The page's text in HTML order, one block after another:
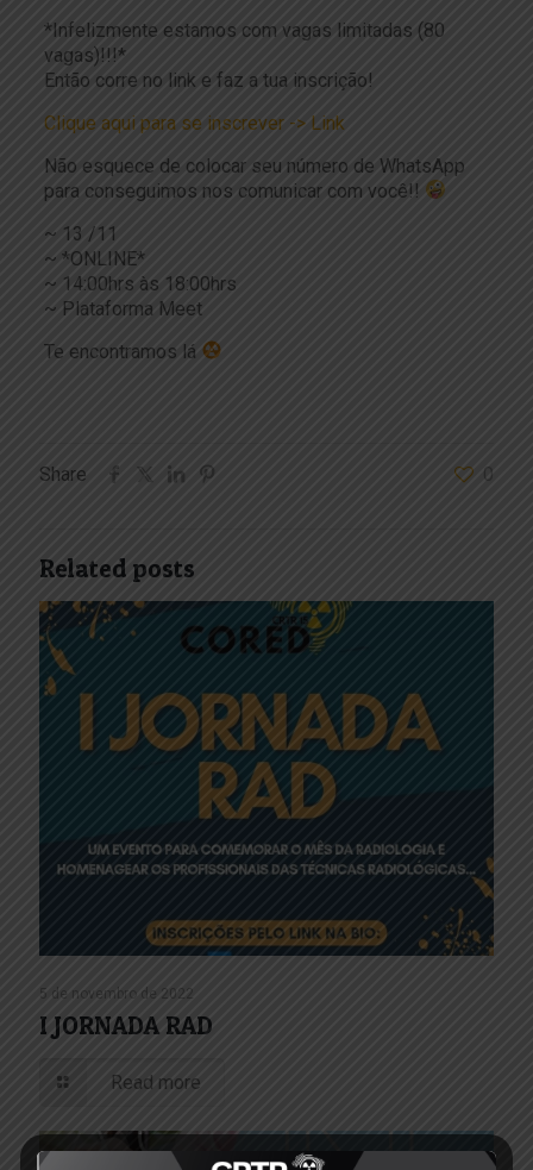
*Infelizmente estamos com vagas limitadas (80
vagas)!!!*
Então corre no link e faz a tua inscrição!
Clique aqui para se inscrever -> Link
Não esquece de colocar seu número de WhatsApp
para conseguimos nos comunicar com você!!
~ 13 /11
~ *ONLINE*
~ 14:00hrs às 18:00hrs
~ Plataforma Meet
Te encontramos lá
Share 0
Related posts
5 de novembro de 2022
I JORNADA RAD
Read more